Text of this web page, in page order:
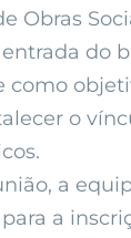
Obras
do
como
o
a
a